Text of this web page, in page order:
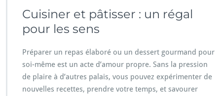
Cuisiner et pâtisser : un régal
pour les sens
Préparer un repas élaboré ou un dessert gourmand pour
soi-même est un acte d’amour propre. Sans la pression
de plaire à d’autres palais, vous pouvez expérimenter de
nouvelles recettes, prendre votre temps, et savourer